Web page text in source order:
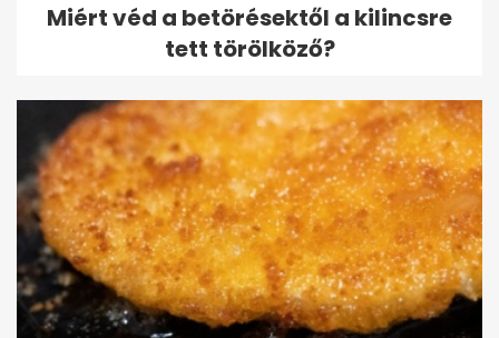
Miért véd a betörésektől a kilincsre
tett törölköző?